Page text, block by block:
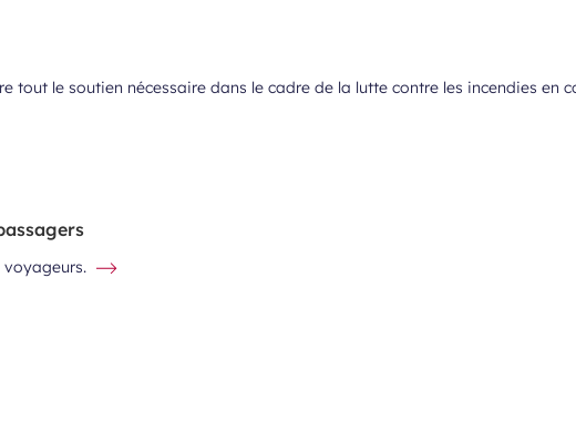
le soutien nécessaire dans le cadre de la lutte contre les incendies en
voyageurs.